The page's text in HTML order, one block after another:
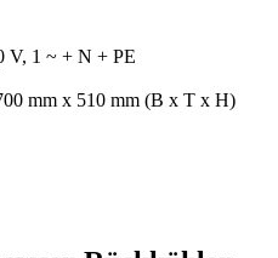
V, 1 ~ + N + PE
mm x 510 mm (B x T x H)